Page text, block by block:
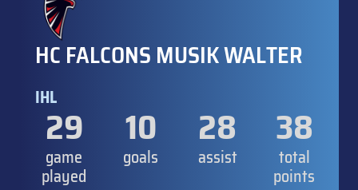
HC FALCONS MUSIK WALTER
IHL
29
game
played
10
goals
28
assist
38
total
points